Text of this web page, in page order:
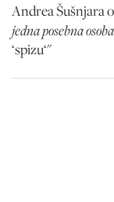
Andrea Šušnjara o
jedna posebna osoba
‘spizu‘"